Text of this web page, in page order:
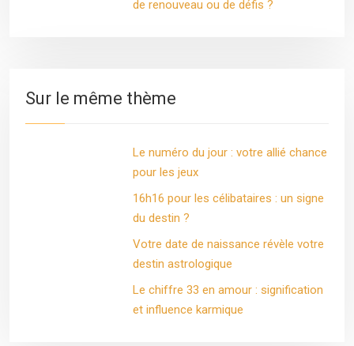
de renouveau ou de défis ?
Sur le même thème
Le numéro du jour : votre allié chance
pour les jeux
16h16 pour les célibataires : un signe
du destin ?
Votre date de naissance révèle votre
destin astrologique
Le chiffre 33 en amour : signification
et influence karmique